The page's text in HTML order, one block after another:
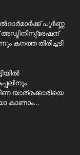
പൂർണ്ണ
കനത്ത തിരിച്ചടി
യാത്രക്കാരിയെ
കാണാം...